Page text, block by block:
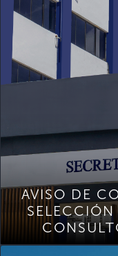
AVISO DE